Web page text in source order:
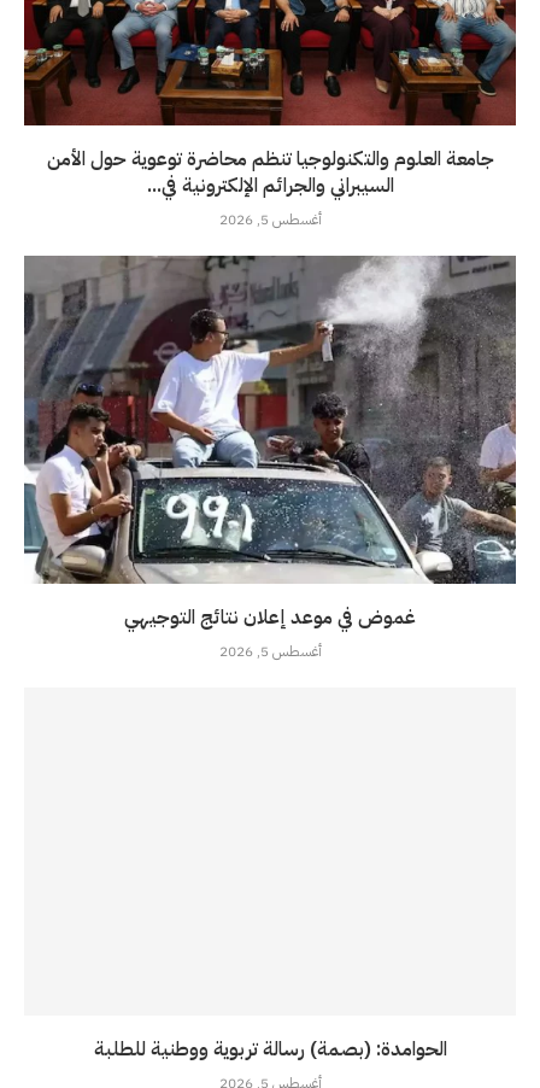
جامعة العلوم والتكنولوجيا تنظم محاضرة توعوية حول الأمن
السيبراني والجرائم الإلكترونية في...
أغسطس 5, 2026
غموض في موعد إعلان نتائج التوجيهي
أغسطس 5, 2026
الحوامدة: (بصمة) رسالة تربوية ووطنية للطلبة
أغسطس 5, 2026